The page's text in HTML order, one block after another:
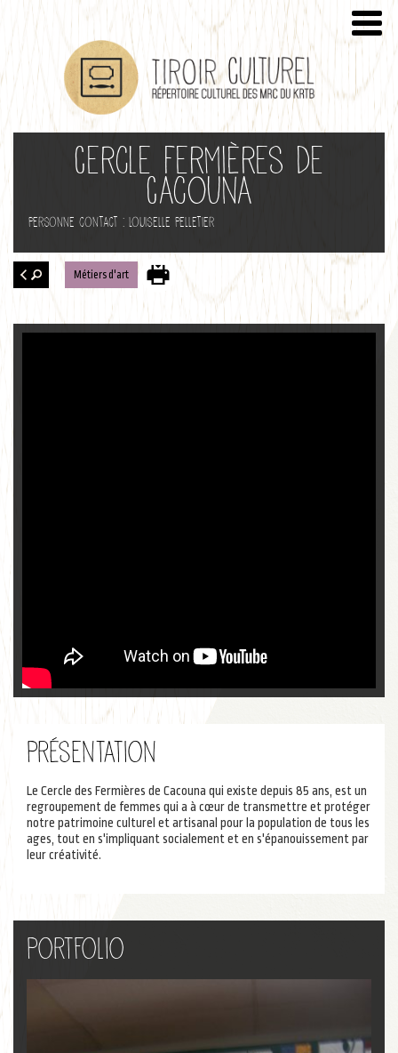
Cercle Fermières de
Cacouna
Personne contact : Louiselle Pelletier
Retour
Métiers d'art
Présentation
Le Cercle des Fermières de Cacouna qui existe depuis 85 ans, est un
regroupement de femmes qui a à cœur de transmettre et protéger
notre patrimoine culturel et artisanal pour la population de tous les
ages, tout en s'impliquant socialement et en s'épanouissement par
leur créativité.
Portfolio